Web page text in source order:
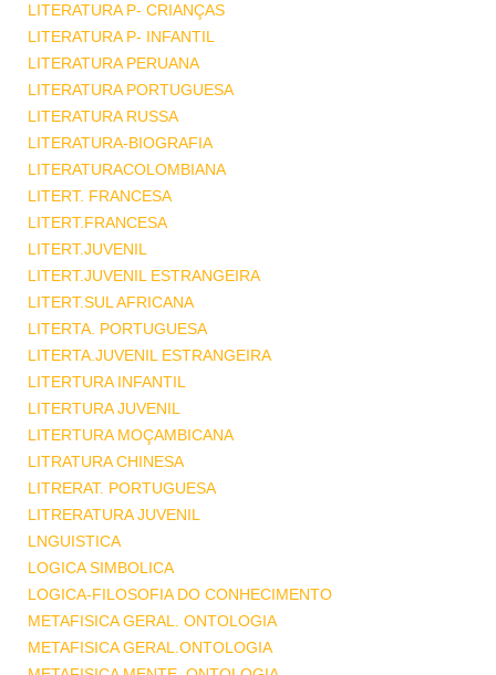
LITERATURA P- CRIANÇAS
LITERATURA P- INFANTIL
LITERATURA PERUANA
LITERATURA PORTUGUESA
LITERATURA RUSSA
LITERATURA-BIOGRAFIA
LITERATURACOLOMBIANA
LITERT. FRANCESA
LITERT.FRANCESA
LITERT.JUVENIL
LITERT.JUVENIL ESTRANGEIRA
LITERT.SUL AFRICANA
LITERTA. PORTUGUESA
LITERTA.JUVENIL ESTRANGEIRA
LITERTURA INFANTIL
LITERTURA JUVENIL
LITERTURA MOÇAMBICANA
LITRATURA CHINESA
LITRERAT. PORTUGUESA
LITRERATURA JUVENIL
LNGUISTICA
LOGICA SIMBOLICA
LOGICA-FILOSOFIA DO CONHECIMENTO
METAFISICA GERAL. ONTOLOGIA
METAFISICA GERAL.ONTOLOGIA